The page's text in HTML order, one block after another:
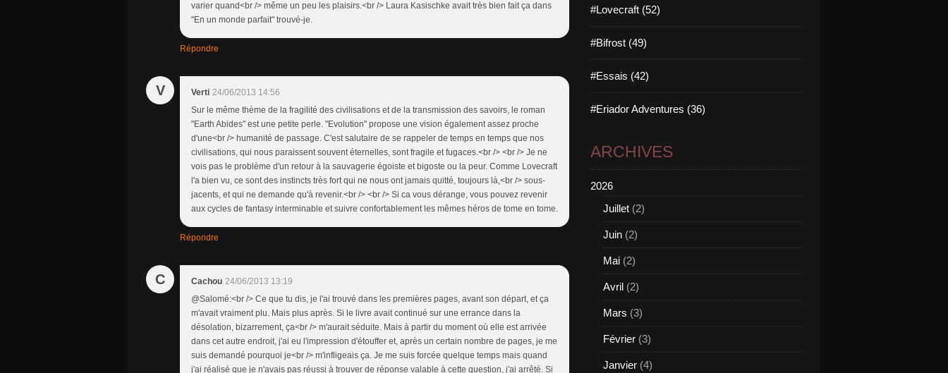
varier quand<br /> même un peu les plaisirs.<br /> Laura Kasischke avait très bien fait ça dans
"En un monde parfait" trouvé-je.
Répondre
V Verti 24/06/2013 14:56
Sur le même thème de la fragilité des civilisations et de la transmission des savoirs, le roman
"Earth Abides" est une petite perle. "Evolution" propose une vision également assez proche
d'une<br /> humanité de passage. C'est salutaire de se rappeler de temps en temps que nos
civilisations, qui nous paraissent souvent éternelles, sont fragile et fugaces.<br /> <br /> Je ne
vois pas le problème d'un retour à la sauvagerie égoiste et bigoste ou la peur. Comme Lovecraft
l'a bien vu, ce sont des instincts très fort qui ne nous ont jamais quitté, toujours là,<br /> sous-
jacents, et qui ne demande qu'à revenir.<br /> <br /> Si ca vous dérange, vous pouvez revenir
aux cycles de fantasy interminable et suivre confortablement les mêmes héros de tome en tome.
Répondre
C Cachou 24/06/2013 13:19
@Salomé:<br /> Ce que tu dis, je l'ai trouvé dans les premières pages, avant son départ, et ça
m'avait vraiment plu. Mais plus après. Si le livre avait continué sur une errance dans la
désolation, bizarrement, ça<br /> m'aurait séduite. Mais à partir du moment où elle est arrivée
dans cet autre endroit, j'ai eu l'impression d'étouffer et, après un certain nombre de pages, je me
suis demandé pourquoi je<br /> m'infligeais ça. Je me suis forcée quelque temps mais quand
j'ai réalisé que je n'avais pas réussi à trouver de réponse valable à cette question, j'ai arrêté. Si
#Lovecraft (52)
#Bifrost (49)
#Essais (42)
#Eriador Adventures (36)
ARCHIVES
2026
Juillet (2)
Juin (2)
Mai (2)
Avril (2)
Mars (3)
Février (3)
Janvier (4)